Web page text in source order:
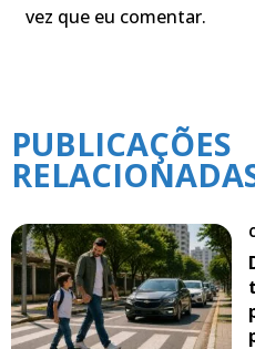
vez que eu comentar.
PUBLICAÇÕES